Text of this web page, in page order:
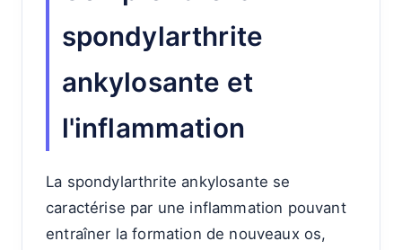
spondylarthrite
ankylosante et
l'inflammation
La spondylarthrite ankylosante se
caractérise par une inflammation pouvant
entraîner la formation de nouveaux os,